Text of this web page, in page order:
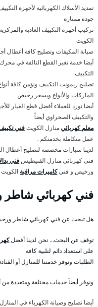
تمديد الأسلاك الكهربائية لأجهزة
جودة ممتازة
تركيب أجهزة التكييف العادية
الكويت
صيانة المكيفات وتصليح كافة أعطال
أيضا خدمة تغير القطع التالفة في
التكييف
تصليح ريمونت التكييف ونؤمن كافة
الماركات والأنواع وبسعر رخيص
أيضا نورد للعملاء أفضل قطع الغيار
والتكييف الصحراوي أيضاً
معلم كهربائيمنازل الكويتفني
عمل متكاملة بخدمتكم .
لدينا سيارات مخصصة لتصليح أعطال
فنى كهربائي منازل الفنيطيسفني
ورخيص و فنيكاميرات مراقبة الكويت
فني كهربائي
هل تبحث عن فني كهربائي شاطر
توقف عن البحث… نحن لدينا أفضل
على استعداد دائم لتلبية كافة
الطلبات ونوفر خدمتنا للمنازل أو
ونوفر أيضاً خدمات مختلفة ومتعددة من
أيضا تصليح وصيانة الكهرباء في